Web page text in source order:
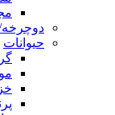
حیوانات